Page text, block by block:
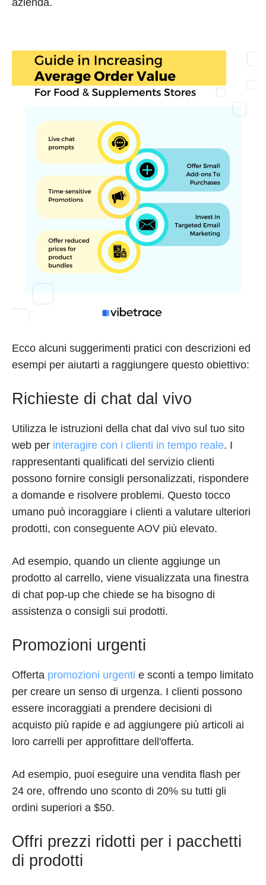
azienda.
Ecco alcuni suggerimenti pratici con descrizioni ed
esempi per aiutarti a raggiungere questo obiettivo:
Richieste di chat dal vivo
Utilizza le istruzioni della chat dal vivo sul tuo sito
web per interagire con i clienti in tempo reale. I
rappresentanti qualificati del servizio clienti
possono fornire consigli personalizzati, rispondere
a domande e risolvere problemi. Questo tocco
umano può incoraggiare i clienti a valutare ulteriori
prodotti, con conseguente AOV più elevato.
Ad esempio, quando un cliente aggiunge un
prodotto al carrello, viene visualizzata una finestra
di chat pop-up che chiede se ha bisogno di
assistenza o consigli sui prodotti.
Promozioni urgenti
Offerta promozioni urgenti e sconti a tempo limitato
per creare un senso di urgenza. I clienti possono
essere incoraggiati a prendere decisioni di
acquisto più rapide e ad aggiungere più articoli ai
loro carrelli per approfittare dell'offerta.
Ad esempio, puoi eseguire una vendita flash per
24 ore, offrendo uno sconto di 20% su tutti gli
ordini superiori a $50.
Offri prezzi ridotti per i pacchetti
di prodotti